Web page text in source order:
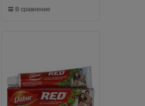
В сравнение